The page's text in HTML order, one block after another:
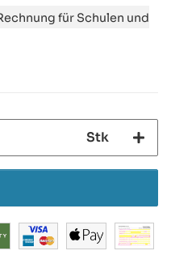
für Schulen und
Stk